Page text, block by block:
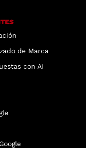
de Marca
con AI